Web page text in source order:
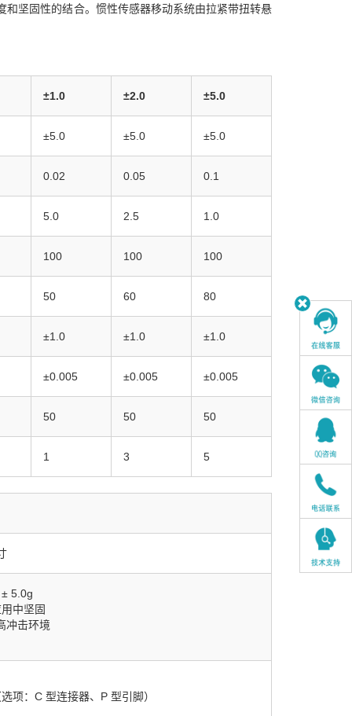
坚固性的结合。惯性传感器移动系统由拉紧带扭转悬
±1.0 ±2.0 ±5.0
±5.0 ±5.0 ±5.0
0.02 0.05 0.1
5.0 2.5 1.0
100 100 100
50 60 80
±1.0 ±1.0 ±1.0
±0.005 ±0.005 ±0.005
50 50 50
1 3 5
5.0g
中坚固
冲击环境
项：C 型连接器、P 型引脚）